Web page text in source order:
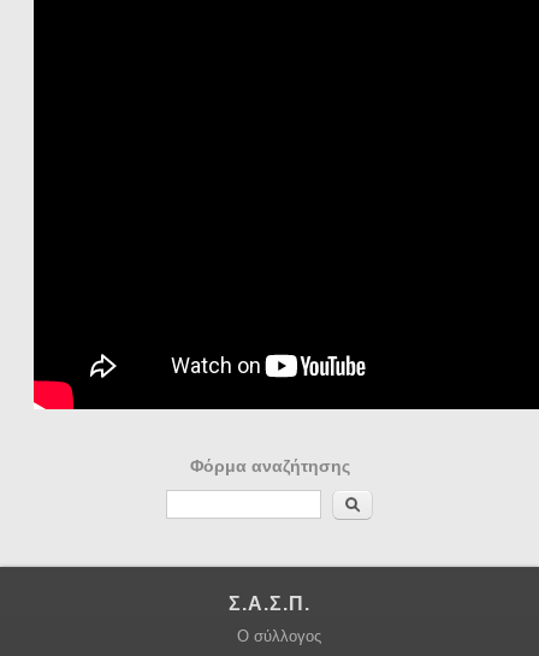
Φόρμα αναζήτησης
Αναζήτηση
Σ.Α.Σ.Π.
Ο σύλλογος